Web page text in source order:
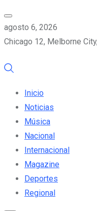
agosto 6, 2026
Chicago 12, Melborne
Inicio
Noticias
Música
Nacional
Internacional
Magazine
Deportes
Regional